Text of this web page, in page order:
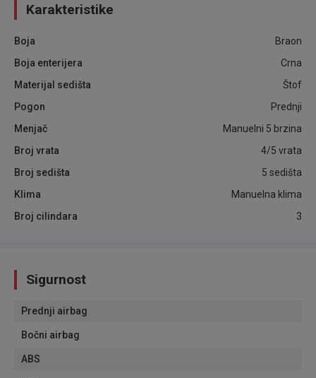
Karakteristike
Boja
Braon
Boja enterijera
Crna
Materijal sedišta
Štof
Pogon
Prednji
Menjač
Manuelni 5 brzina
Broj vrata
4/5 vrata
Broj sedišta
5 sedišta
Klima
Manuelna klima
Broj cilindara
3
Sigurnost
Prednji airbag
Bočni airbag
ABS